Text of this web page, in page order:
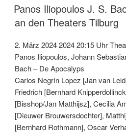
AM
Panos Iliopoulos J. S.
an den Theaters Tilburg
2. März 2024 2024 20:15 Uhr
Panos Iliopoulos, Johann
Bach – De Apocalyps
Carlos Negrín Lopez [Jan van
Friedrich [Bernhard
[Bisshop/Jan Matthijsz], Cecilia
[Dieuwer Brouwersdochter],
[Bernhard Rothmann], Oscar